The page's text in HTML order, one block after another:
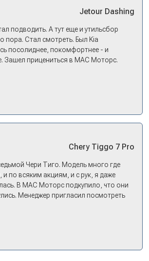
Jetour Dashing
подводить. А тут еще и утильсбор
пора. Стал смотреть. Был Kia
посолиднее, покомфортнее - и
Зашел прицениться в МАС Моторс.
скажешь, что «китаец». Прям не
порешали. Спортэйдж в трейд-ин
Chery Tiggo 7 Pro
Чери Тиго. Модель много где
и по всяким акциям, и с рук, я даже
В МАС Моторс подкупило, что они
Менеджер пригласил посмотреть
тут недалеко, пришли в салон - и в тот
Неожиданно, но довольны! Все